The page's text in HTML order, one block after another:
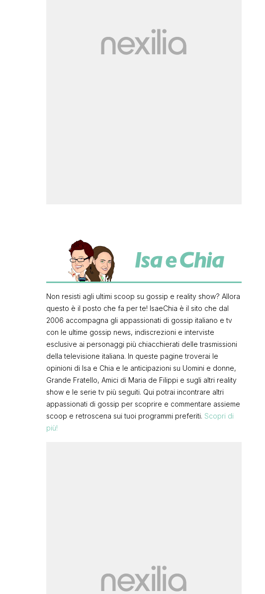
Non resisti agli ultimi scoop su gossip e reality show? Allora
questo è il posto che fa per te! IsaeChia è il sito che dal
2006 accompagna gli appassionati di gossip italiano e tv
con le ultime gossip news, indiscrezioni e interviste
esclusive ai personaggi più chiacchierati delle trasmissioni
della televisione italiana. In queste pagine troverai le
opinioni di Isa e Chia e le anticipazioni su Uomini e donne,
Grande Fratello, Amici di Maria de Filippi e sugli altri reality
show e le serie tv più seguiti. Qui potrai incontrare altri
appassionati di gossip per scoprire e commentare assieme
scoop e retroscena sui tuoi programmi preferiti. Scopri di
più!